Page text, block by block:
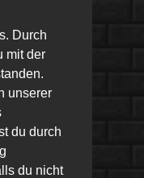
Durch
mit der
unserer
du durch
du nicht